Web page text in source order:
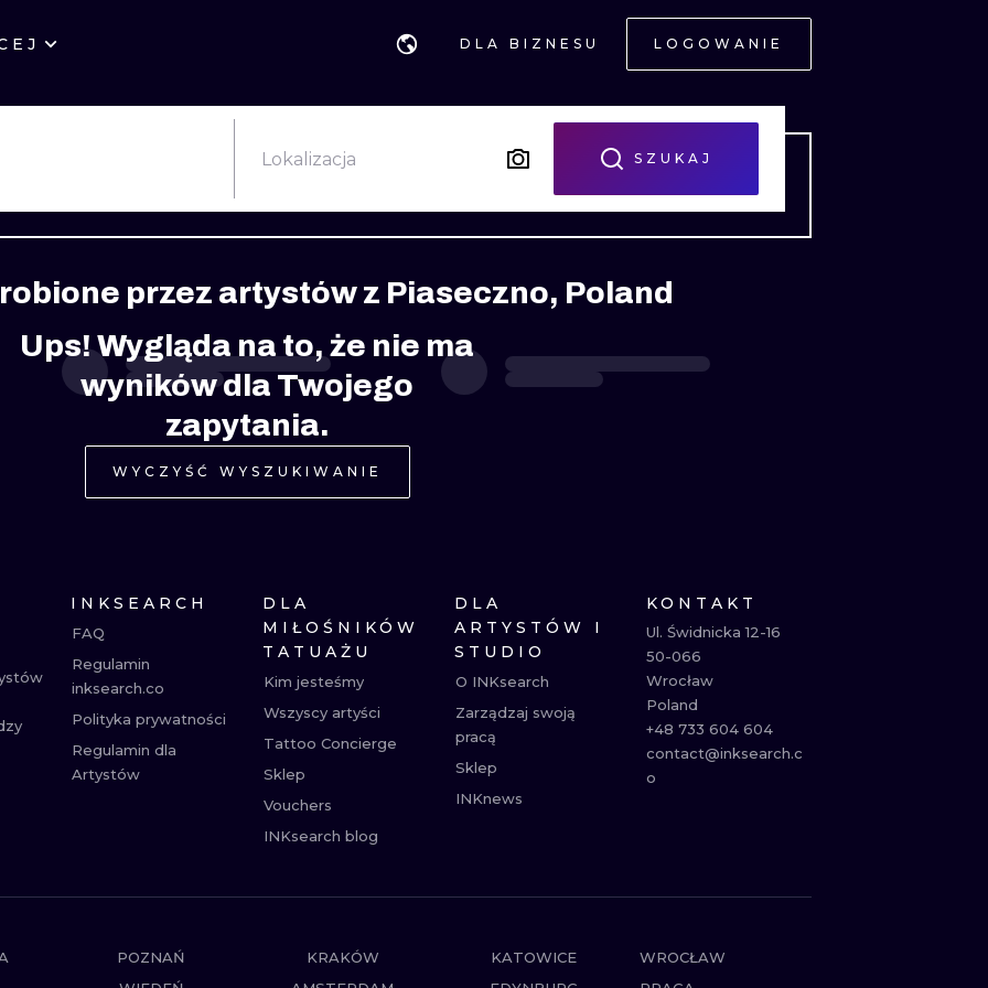
DLA BIZNESU LOGOWANIE
EDYNBURG
STYLE GEOMETRYCZNE
KALIGRAFIA
NEW SCHOOL
BIOMECHANIKA NEO TRADYCYJNE
TRIBAL IGNORANT
RYCINOWE KONTURY
KRESKÓWKOWE DOTWORK
Lokalizacja SZUKAJ
przez artystów z Piaseczno, Poland
Ups! Wygląda na to, że nie ma
wyników dla Twojego
zapytania.
WYCZYŚĆ WYSZUKIWANIE
INKSEARCH
FAQ
Regulamin
inksearch.co
Polityka prywatności
Regulamin dla
Artystów
DLA
MIŁOŚNIKÓW
TATUAŻU
Kim jesteśmy
Wszyscy artyści
Tattoo Concierge
Sklep
Vouchers
INKsearch blog
DLA
ARTYSTÓW I
STUDIO
O INKsearch
Zarządzaj swoją
pracą
Sklep
INKnews
KONTAKT
Ul. Świdnicka 12-16
50-066
Wrocław
Poland
+48 733 604 604
contact@inksearch.c
o
POZNAŃ KRAKÓW KATOWICE
WROCŁAW